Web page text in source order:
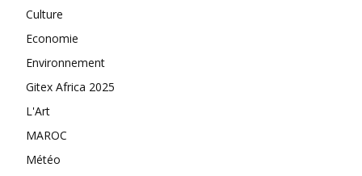
Culture
Economie
Environnement
Gitex Africa 2025
L'Art
MAROC
Météo